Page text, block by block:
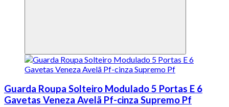
Guarda Roupa Solteiro Modulado 5 Portas E 6
Gavetas Veneza Avelã Pf-cinza Supremo Pf